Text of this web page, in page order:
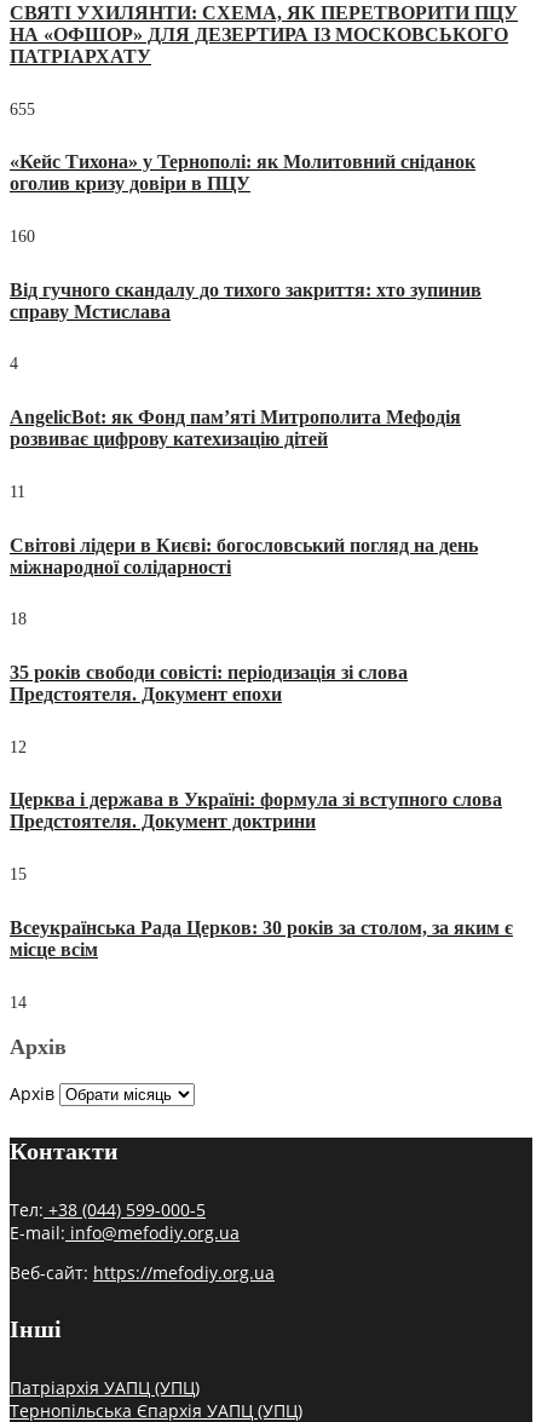
СВЯТІ УХИЛЯНТИ: СХЕМА, ЯК ПЕРЕТВОРИТИ ПЦУ
НА «ОФШОР» ДЛЯ ДЕЗЕРТИРА ІЗ МОСКОВСЬКОГО
ПАТРІАРХАТУ
655
«Кейс Тихона» у Тернополі: як Молитовний сніданок
оголив кризу довіри в ПЦУ
160
Від гучного скандалу до тихого закриття: хто зупинив
справу Мстислава
4
AngelicBot: як Фонд пам’яті Митрополита Мефодія
розвиває цифрову катехизацію дітей
11
Світові лідери в Києві: богословський погляд на день
міжнародної солідарності
18
35 років свободи совісті: періодизація зі слова
Предстоятеля. Документ епохи
12
Церква і держава в Україні: формула зі вступного слова
Предстоятеля. Документ доктрини
15
Всеукраїнська Рада Церков: 30 років за столом, за яким є
місце всім
14
Архів
Архів
Контакти
Тел: +38 (044) 599-000-5
E-mail: info@mefodiy.org.ua
Веб-сайт: https://mefodiy.org.ua
Інші
Патріархія УАПЦ (УПЦ)
Тернопільська Єпархія УАПЦ (УПЦ)